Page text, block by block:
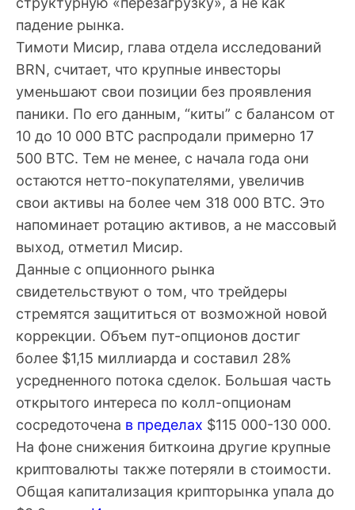
падение рынка.
Тимоти Мисир, глава отдела исследований
BRN, считает, что крупные инвесторы
уменьшают свои позиции без проявления
паники. По его данным, “киты” с балансом от
10 до 10 000 BTC распродали примерно 17
500 BTC. Тем не менее, с начала года они
остаются нетто-покупателями, увеличив
свои активы на более чем 318 000 BTC. Это
напоминает ротацию активов, а не массовый
выход, отметил Мисир.
Данные с опционного рынка
свидетельствуют о том, что трейдеры
стремятся защититься от возможной новой
коррекции. Объем пут-опционов достиг
более $1,15 миллиарда и составил 28%
усредненного потока сделок. Большая часть
открытого интереса по колл-опционам
сосредоточена в пределах $115 000-130 000.
На фоне снижения биткоина другие крупные
криптовалюты также потеряли в стоимости.
Общая капитализация крипторынка упала до